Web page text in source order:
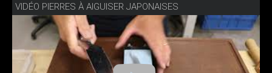
VIDÉO PIERRES À AIGUISER JAPONAISES